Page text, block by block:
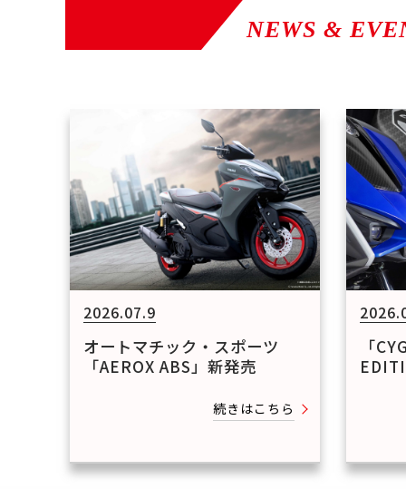
NEWS &
2026.07.9
オートマチック・スポーツ
「AEROX ABS」新発売
続きはこちら
「